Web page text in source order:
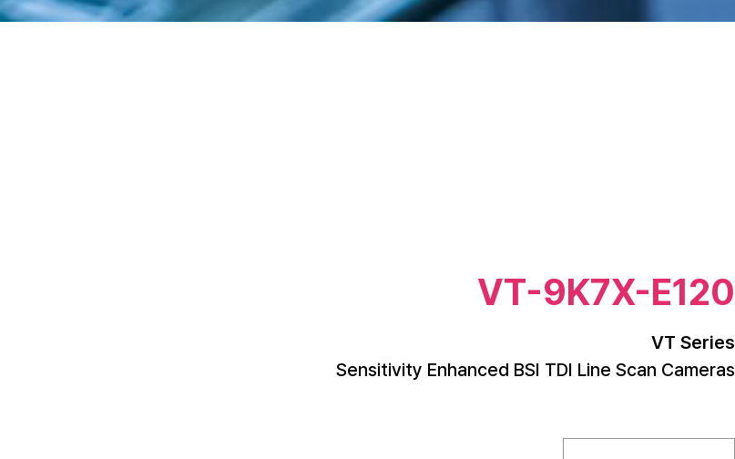
VT-9K7X-E120
VT Series
Sensitivity Enhanced BSI TDI Line Scan Cameras